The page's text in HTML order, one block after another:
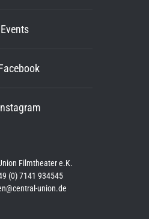
Events
Filmtheater e.K.
(0) 7141 934545
union.de